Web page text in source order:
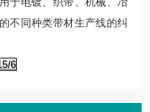
不同种类带材生产线的纠
6